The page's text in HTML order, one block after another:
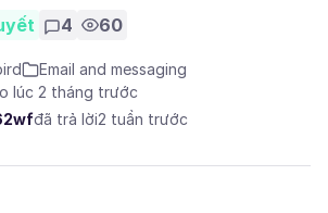
4 60
Email and messaging
lúc 2 tháng trước
đã trả lời2 tuần trước